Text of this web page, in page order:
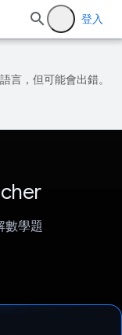
登入
言，但可能會出錯。
數學題